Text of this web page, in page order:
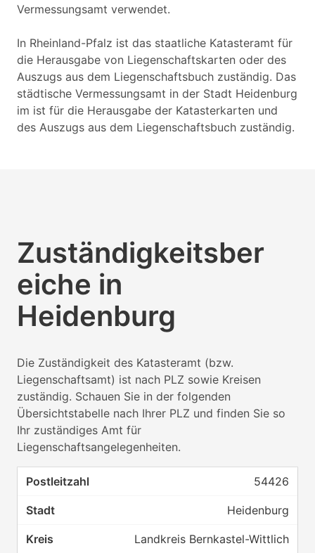
Vermessungsamt verwendet.
In Rheinland-Pfalz ist das staatliche Katasteramt für
die Herausgabe von Liegenschaftskarten oder des
Auszugs aus dem Liegenschaftsbuch zuständig. Das
städtische Vermessungsamt in der Stadt Heidenburg
im ist für die Herausgabe der Katasterkarten und
des Auszugs aus dem Liegenschaftsbuch zuständig.
Zuständigkeitsber
eiche in
Heidenburg
Die Zuständigkeit des Katasteramt (bzw.
Liegenschaftsamt) ist nach PLZ sowie Kreisen
zuständig. Schauen Sie in der folgenden
Übersichtstabelle nach Ihrer PLZ und finden Sie so
Ihr zuständiges Amt für
Liegenschaftsangelegenheiten.
54426
Heidenburg
Landkreis Bernkastel-Wittlich